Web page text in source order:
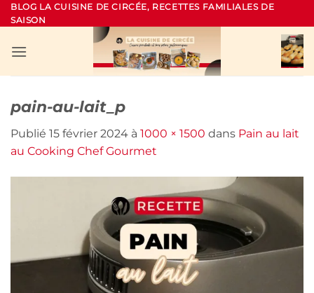
Passer
au
BLOG LA CUISINE DE CIRCÉE, RECETTES FAMILIALES DE
SAISON
pain-au-lait_p
Publié 15 février 2024 à 1000 × 1500 dans Pain au lait
au Cooking Chef Gourmet